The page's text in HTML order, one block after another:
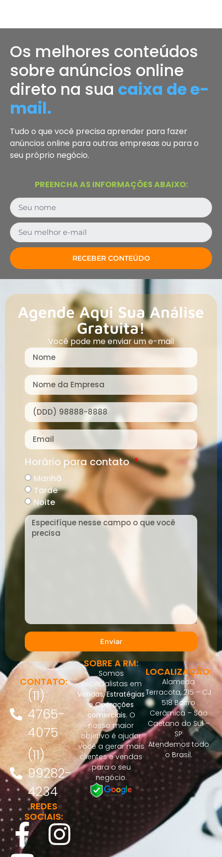
Os melhores conteúdos
sobre anúncios online
direto na sua caixa de e-
mail.
Tudo o que você precisa aprender para fazer
anúncios online para outras empresas ou para o
seu próprio negócio.
PREENCHA AS INFORMAÇÕES ABAIXO:
RECEBER CONTEÚDO
Agende Aqui Sua Análise
Gratuita!
Você pode me enviar um e-mail
Horário para contato
Manhã
Tarde
Noite
Enviar
SOBRE A RM:
Somos
especialistas em
Vendas, Estratégias
e Operações
comerciais. O
nosso maior
objetivo é ajudar
você a gerar mais
clientes e vendas
para o seu
negócio.
LOCALIZAÇÃO:
Alameda
Terracota, 215 – CJ
518 Bairro
Cerâmica – São
Caetano do Sul –
SP
Atendemos todo
o Brasil.
CONTATO:
(11)
4765-
4075
(11)
99282-
4234
REDES
SOCIAIS: